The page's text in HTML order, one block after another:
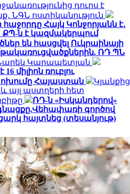
դուրս է
ՆԳՆ ոստիկանություն
Հայկ Կոնջորյանն է․
ՔՊ-ն է կազմակերպում
են հասցվել Ուկրաինայի
ՌԴ ՊՆ
Կարապետյան
միլիոն ռուբլու
Հայաստան
Կյանքից
այլ աստղերի հետ
ՌԴ-ն «Իսկանդերով»
գործով
հայտնեց (տեսանյութ)